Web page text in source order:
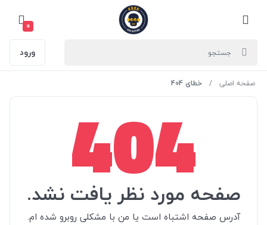
0
ورود
صفحه اصلی خطای 404
404
صفحه مورد نظر یافت نشد.
آدرس صفحه اشتباه است یا من با مشکلی روبرو شده ام.